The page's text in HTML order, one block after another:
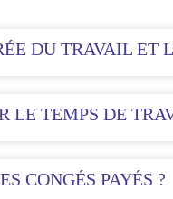
DU TRAVAIL ET
LE TEMPS DE
CONGÉS PAYÉS ?